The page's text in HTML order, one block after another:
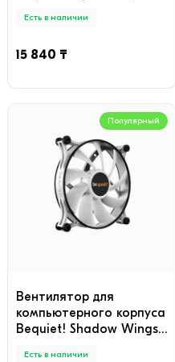
ARGB
Есть в наличии
15 840 ₸
Популярный
Вентилятор для
компьютерного корпуса
Bequiet! Shadow Wings
Есть в наличии